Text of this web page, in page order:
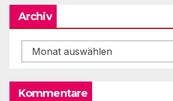
Archiv
Archiv
Kommentare